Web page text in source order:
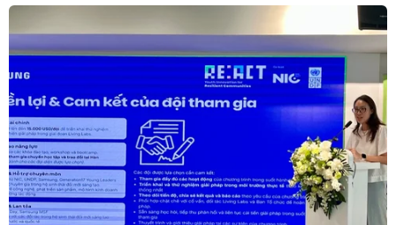
Máy bay chở khách nội địa đầu tiên
của Nga hoàn tất chuyến bay thử
nghiệm
04/08/2026 01:25
Bí mật sau những chung cư không
niên hạn ở Pháp
04/08/2026 01:03